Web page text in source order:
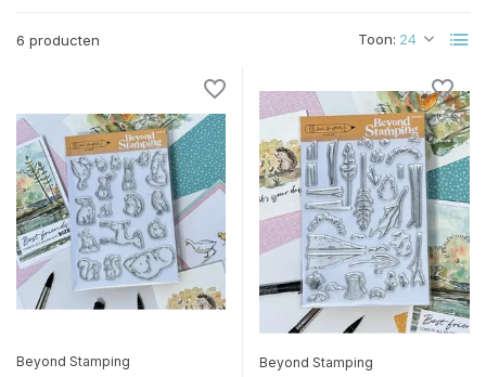
6 producten Toon:
Beyond Stamping Beyond Stamping